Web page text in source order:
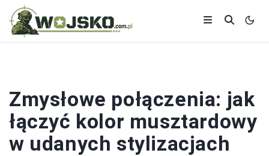
Zmysłowe połączenia: jak
łączyć kolor musztardowy
w udanych stylizacjach